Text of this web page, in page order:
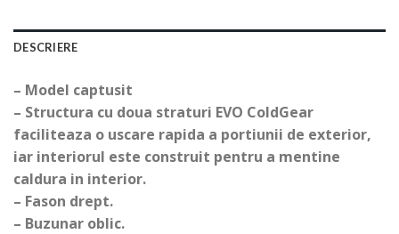
DESCRIERE
– Model captusit
– Structura cu doua straturi EVO ColdGear
faciliteaza o uscare rapida a portiunii de exterior,
iar interiorul este construit pentru a mentine
caldura in interior.
– Fason drept.
– Buzunar oblic.